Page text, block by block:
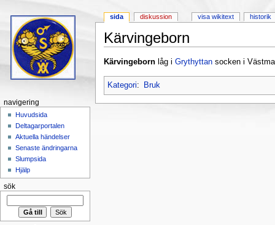
Kärvingeborn
Kärvingebornlåg i Grythyttansocken i
Kategori: Bruk
sida diskussion visa wikitext historik
navigering
Huvudsida
Deltagarportalen
Aktuella händelser
Senaste ändringarna
Slumpsida
Hjälp
sök